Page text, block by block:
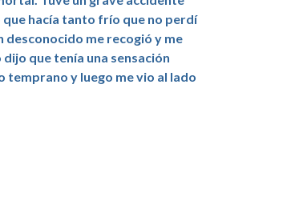
hacía tanto frío que no perdí
desconocido me recogió y me
que tenía una sensación
temprano y luego me vio al lado